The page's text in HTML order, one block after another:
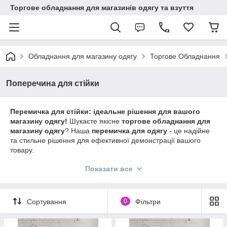
Торгове обладнання для магазинів одягу та взуття
Обладнання для магазину одягу Торгове Обладнання
Поперечина для стійки
Перемичка для стійки: ідеальне рішення для вашого
магазину одягу! Шукаєте якісне торгове обладнання для
магазину одягу? Наша перемичка для одягу - це надійне
та стильне рішення для ефективної демонстрації вашого
товару.
гарантує довговічність і витримує значні
Використовуйте
перемичку для торгового обладнання
,
щоб оптимізувати викладку товару та привернути увагу
Показати все
Сортування 0 Фільтри